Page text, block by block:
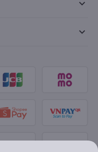
keyboard_arrow_down
keyboard_arrow_down